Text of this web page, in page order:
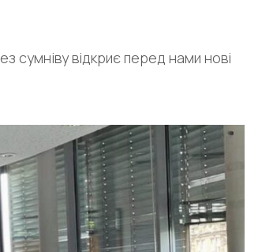
сумніву відкриє перед нами нові